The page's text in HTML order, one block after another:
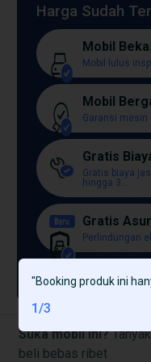
Harga Sudah
Mobil
Mobil lulus
Mobil
Garansi mesin
Gratis
Gratis biaya
hingga 3...
Gratis
Perlindungan
Suka mobil ini?
beli bebas ribet
"Booking produk ini
1/3